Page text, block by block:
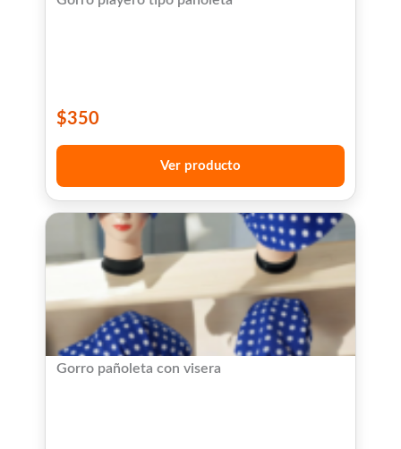
$350
Ver producto
Gorro pañoleta con visera